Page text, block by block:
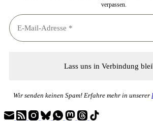
verpassen.
Wir senden keinen Spam! Erfahre mehr in unserer